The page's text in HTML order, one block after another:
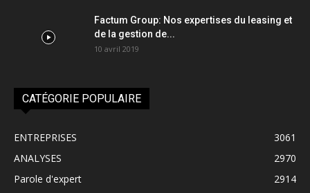
Factum Group: Nos expertises du leasing et
de la gestion de...
10 avril 2019
CATÉGORIE POPULAIRE
ENTREPRISES
3061
ANALYSES
2970
Parole d'expert
2914